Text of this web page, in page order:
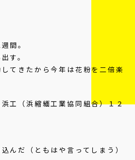
間。
す。
てきたから今年は花粉を二倍楽
工（浜縮緬工業協同組合）１２
んだ（ともはや言ってしまう）